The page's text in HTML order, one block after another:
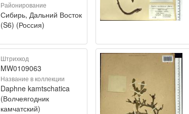
Районирование
Сибирь, Дальний Восток
(S6) (Россия)
Штрихкод
MW0109063
Название в коллекции
Daphne kamtschatica
(Волчеягодник
камчатский)